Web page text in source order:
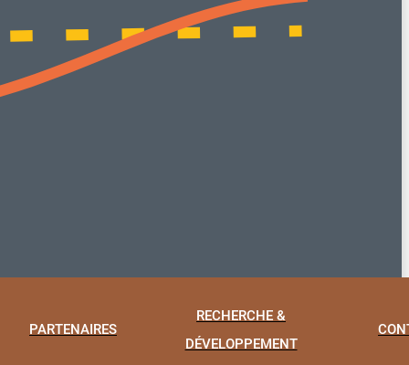
PARTENAIRES
RECHERCHE &
DÉVELOPPEMENT